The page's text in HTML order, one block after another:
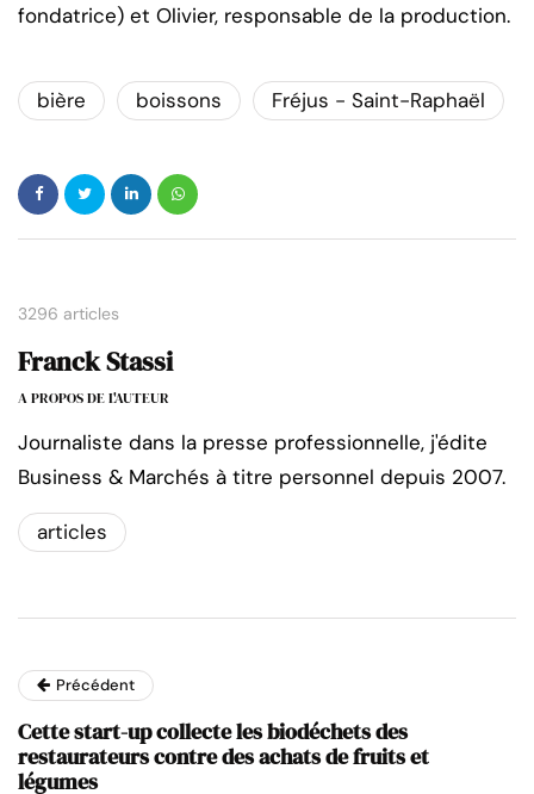
fondatrice) et Olivier, responsable de la production.
bière boissons Fréjus - Saint-Raphaël
3296 articles
Franck Stassi
A PROPOS DE L'AUTEUR
Journaliste dans la presse professionnelle, j'édite
Business & Marchés à titre personnel depuis 2007.
articles
Précédent
Cette start-up collecte les biodéchets des
restaurateurs contre des achats de fruits et
légumes